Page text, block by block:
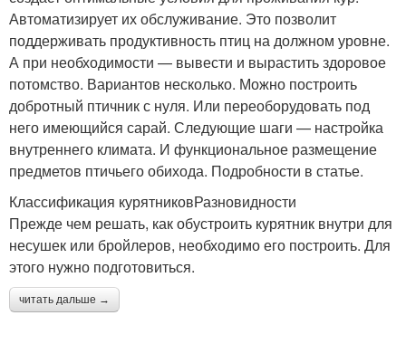
Автоматизирует их обслуживание. Это позволит
поддерживать продуктивность птиц на должном уровне.
А при необходимости — вывести и вырастить здоровое
потомство. Вариантов несколько. Можно построить
добротный птичник с нуля. Или переоборудовать под
него имеющийся сарай. Следующие шаги — настройка
внутреннего климата. И функциональное размещение
предметов птичьего обихода. Подробности в статье.
Классификация курятниковРазновидности
Прежде чем решать, как обустроить курятник внутри для
несушек или бройлеров, необходимо его построить. Для
этого нужно подготовиться.
читать дальше →